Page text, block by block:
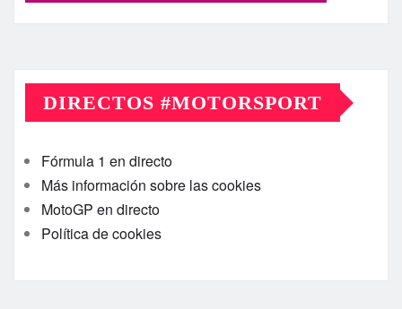
DIRECTOS #MOTORSPORT
Fórmula 1 en directo
Más información sobre las cookies
MotoGP en directo
Política de cookies